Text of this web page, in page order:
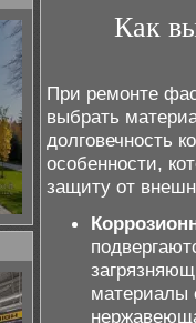
Как
При ремонте
выбрать
долговечность
особенности,
защиту от
материалы